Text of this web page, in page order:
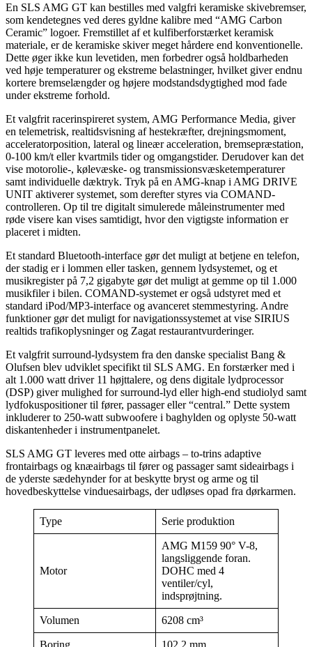
En SLS AMG GT kan bestilles med valgfri keramiske skivebremser,
som kendetegnes ved deres gyldne kalibre med “AMG Carbon
Ceramic” logoer. Fremstillet af et kulfiberforstærket keramisk
materiale, er de keramiske skiver meget hårdere end konventionelle.
Dette øger ikke kun levetiden, men forbedrer også holdbarheden
ved høje temperaturer og ekstreme belastninger, hvilket giver endnu
kortere bremselængder og højere modstandsdygtighed mod fade
under ekstreme forhold.
Et valgfrit racerinspireret system, AMG Performance Media, giver
en telemetrisk, realtidsvisning af hestekræfter, drejningsmoment,
acceleratorposition, lateral og lineær acceleration, bremsepræstation,
0-100 km/t eller kvartmils tider og omgangstider. Derudover kan det
vise motorolie-, kølevæske- og transmissionsvæsketemperaturer
samt individuelle dæktryk. Tryk på en AMG-knap i AMG DRIVE
UNIT aktiverer systemet, som derefter styres via COMAND-
controlleren. Op til tre digitalt simulerede måleinstrumenter med
røde visere kan vises samtidigt, hvor den vigtigste information er
placeret i midten.
Et standard Bluetooth-interface gør det muligt at betjene en telefon,
der stadig er i lommen eller tasken, gennem lydsystemet, og et
musikregister på 7,2 gigabyte gør det muligt at gemme op til 1.000
musikfiler i bilen. COMAND-systemet er også udstyret med et
standard iPod/MP3-interface og avanceret stemmestyring. Andre
funktioner gør det muligt for navigationssystemet at vise SIRIUS
realtids trafikoplysninger og Zagat restaurantvurderinger.
Et valgfrit surround-lydsystem fra den danske specialist Bang &
Olufsen blev udviklet specifikt til SLS AMG. En forstærker med i
alt 1.000 watt driver 11 højttalere, og dens digitale lydprocessor
(DSP) giver mulighed for surround-lyd eller high-end studiolyd samt
lydfokuspositioner til fører, passager eller “central.” Dette system
inkluderer to 250-watt subwoofere i baghylden og oplyste 50-watt
diskantenheder i instrumentpanelet.
SLS AMG GT leveres med otte airbags – to-trins adaptive
frontairbags og knæairbags til fører og passager samt sideairbags i
de yderste sædehynder for at beskytte bryst og arme og til
hovedbeskyttelse vinduesairbags, der udløses opad fra dørkarmen.
Type Serie produktion
Motor
AMG M159 90° V-8,
langsliggende foran.
DOHC med 4
ventiler/cyl,
indsprøjtning.
Volumen 6208 cm³
Boring 102.2 mm